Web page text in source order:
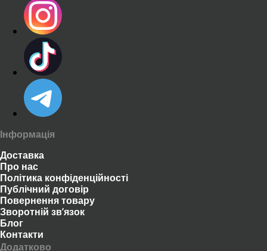
Інформація
Доставка
Про нас
Політика конфіденційності
Публічний договір
Повернення товару
Зворотній зв’язок
Блог
Контакти
Додатково